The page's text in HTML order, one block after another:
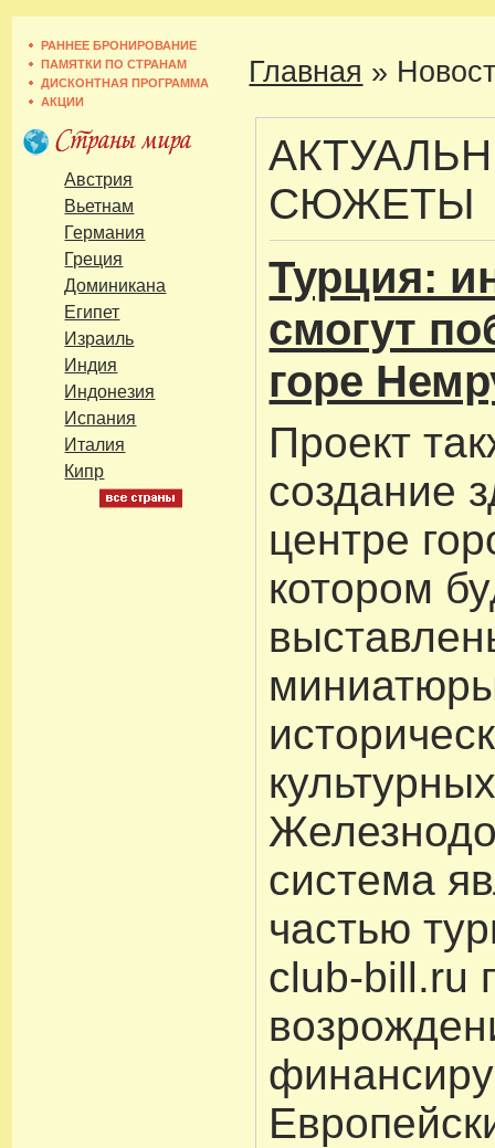
РАННЕЕ БРОНИРОВАНИЕ
ПАМЯТКИ ПО СТРАНАМ
ДИСКОНТНАЯ ПРОГРАММА
АКЦИИ
Австрия
Вьетнам
Германия
Греция
Доминикана
Египет
Израиль
Индия
Индонезия
Испания
Италия
Кипр
Главная »
СЮЖЕТЫ
Турция:
смогут
горе
Проект
создание
центре
котором
система
частью
club-bill.ru